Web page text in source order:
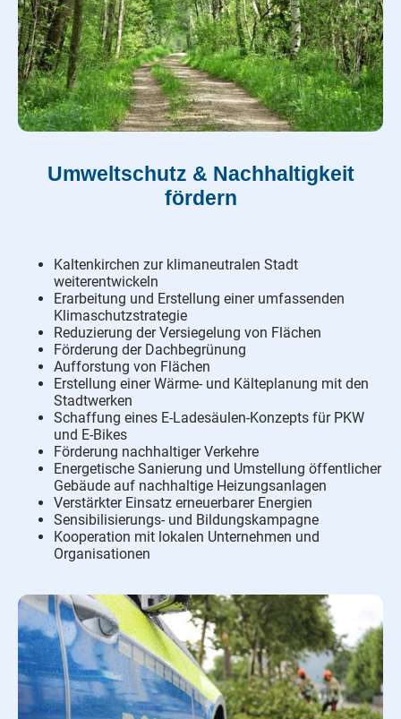
Umweltschutz & Nachhaltigkeit
fördern
Kaltenkirchen zur klimaneutralen Stadt
weiterentwickeln
Erarbeitung und Erstellung einer umfassenden
Klimaschutzstrategie
Reduzierung der Versiegelung von Flächen
Förderung der Dachbegrünung
Aufforstung von Flächen
Erstellung einer Wärme- und Kälteplanung mit den
Stadtwerken
Schaffung eines E-Ladesäulen-Konzepts für PKW
und E-Bikes
Förderung nachhaltiger Verkehre
Energetische Sanierung und Umstellung öffentlicher
Gebäude auf nachhaltige Heizungsanlagen
Verstärkter Einsatz erneuerbarer Energien
Sensibilisierungs- und Bildungskampagne
Kooperation mit lokalen Unternehmen und
Organisationen